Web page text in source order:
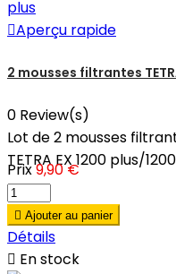
Aperçu rapide
2 mousses filtrantes
0 Review(s)
Lot de 2 mousses
TETRA EX 1200 plus/
Prix9,90 €
 Ajouter au panier
Détails
 En stock